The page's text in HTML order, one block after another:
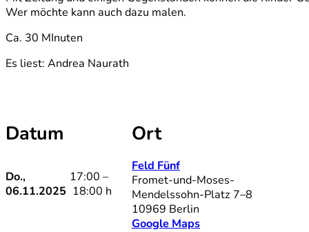
Wer möchte kann auch dazu malen.
Ca. 30 MInuten
Es liest: Andrea Naurath
Datum
Do.,
06.11.2025
17:00 –
18:00 h
Ort
Feld Fünf
Fromet-und-Moses-
Mendelssohn-Platz 7–8
10969 Berlin
Google Maps